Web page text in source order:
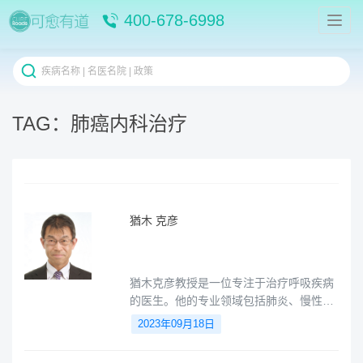
400-678-6998
TAG：肺癌内科治疗
猶木 克彦
猶木克彦教授是一位专注于治疗呼吸疾病
的医生。他的专业领域包括肺炎、慢性阻
塞性肺疾病（COPD）、支气管哮喘、肺
癌、睡眠时无呼吸综合症等。
2023年09月18日